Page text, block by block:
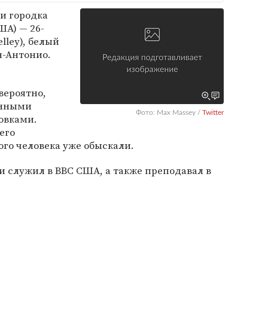
Фото: Max Massey / Twitter
городка
— 26-
белый
Антонио.
человека уже обыскали.
служил в ВВС США, а также преподавал в